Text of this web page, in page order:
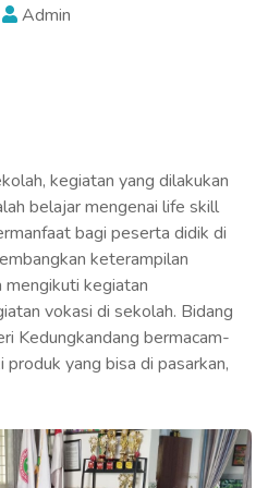
Admin
kegiatan yang dilakukan
belajar mengenai life skill
bagi peserta didik di
keterampilan
kegiatan
vokasi di sekolah. Bidang
Kedungkandang bermacam-
yang bisa di pasarkan,